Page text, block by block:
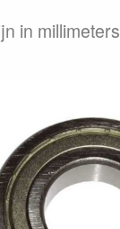
in millimeters